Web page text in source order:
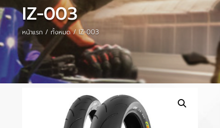
IZ-003
หน้าแรก/ ทั้งหมด/ IZ-003